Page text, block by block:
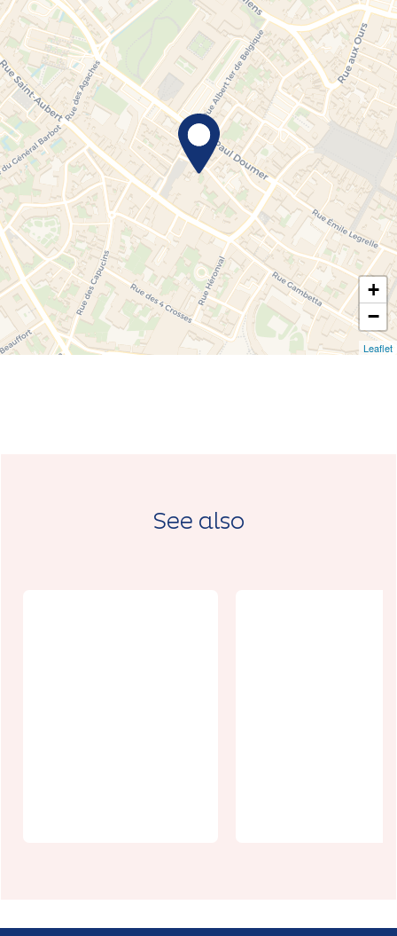
+
−
Leaflet
See also